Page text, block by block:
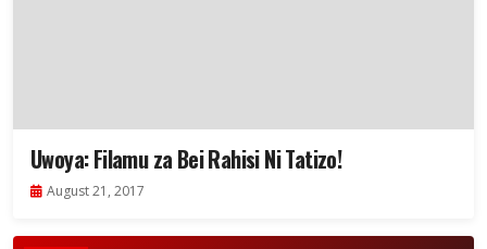
Uwoya: Filamu za Bei Rahisi Ni Tatizo!
August 21, 2017